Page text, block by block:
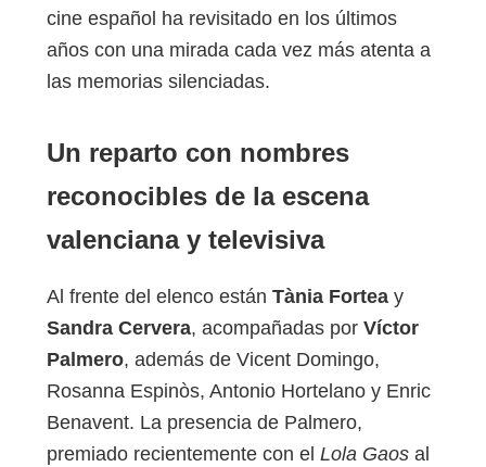
cine español ha revisitado en los últimos
años con una mirada cada vez más atenta a
las memorias silenciadas.
Un reparto con nombres
reconocibles de la escena
valenciana y televisiva
Al frente del elenco están Tània Fortea y
Sandra Cervera, acompañadas por Víctor
Palmero, además de Vicent Domingo,
Rosanna Espinòs, Antonio Hortelano y Enric
Benavent. La presencia de Palmero,
premiado recientemente con el Lola Gaos al